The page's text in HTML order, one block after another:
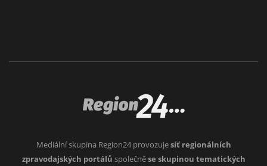
Mediální skupina Region24 provozujesíť regionálních
zpravodajských portálů společněse skupinou tematických